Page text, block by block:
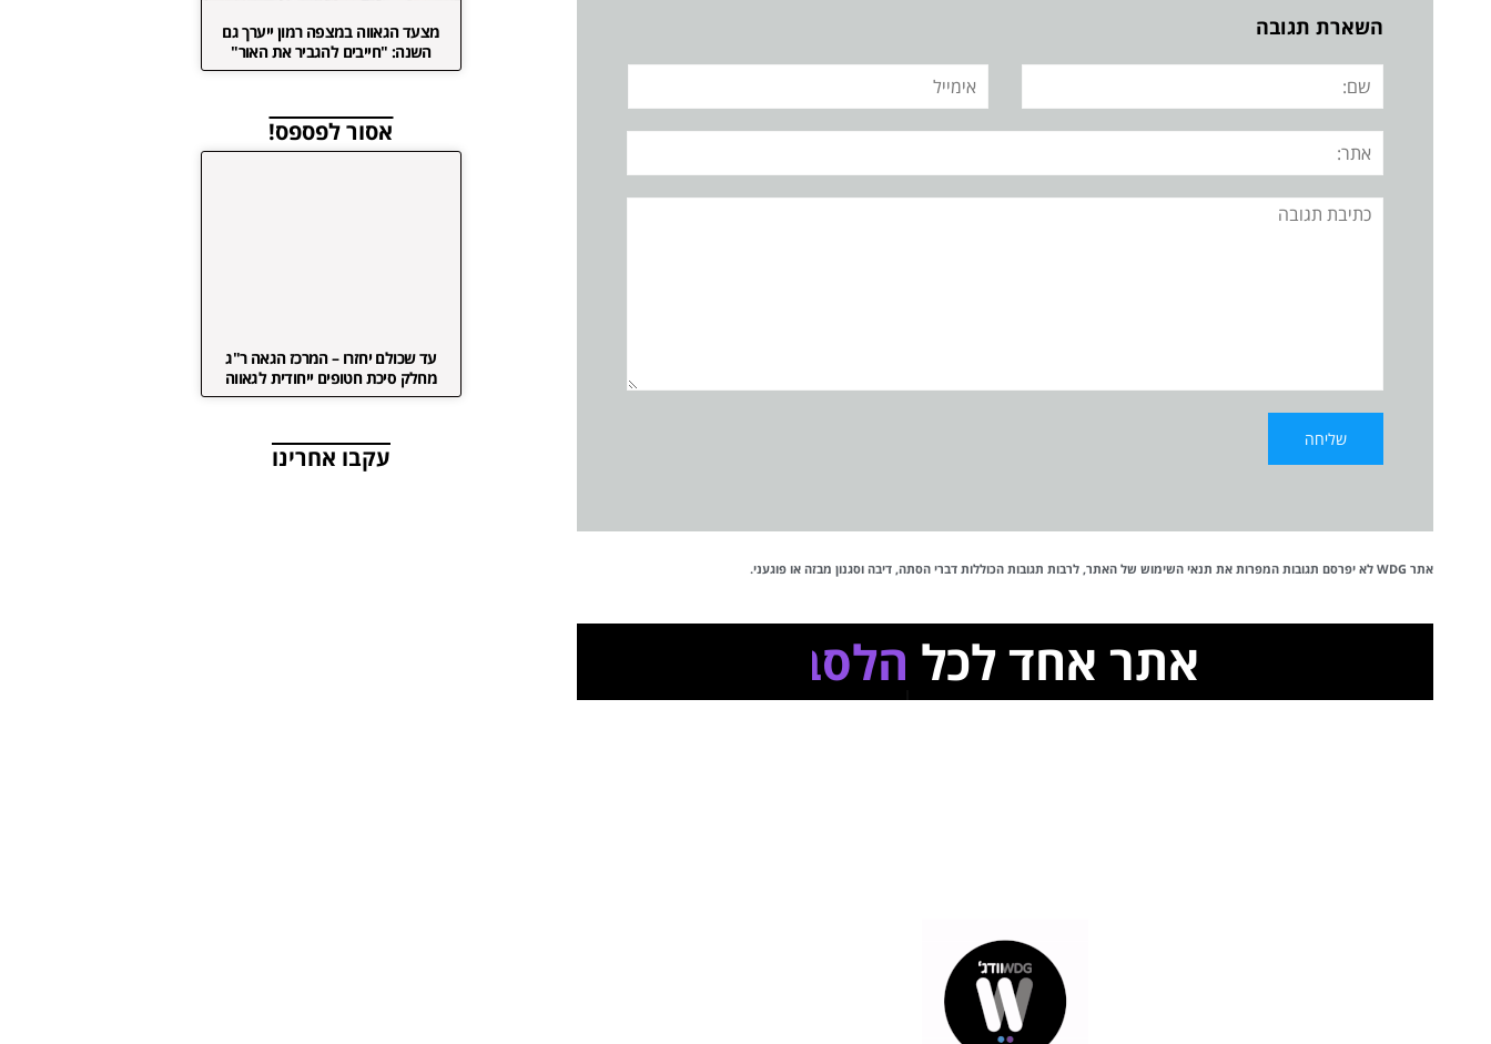
השארת תגובה
שם: אימייל
אתר:
תגובה
אתר WDG לא יפרסם תגובות המפרות את תנאי השימוש של האתר, לרבות תגובות הכוללות דברי הסתה, דיבה וסגנון מבזה או פוגעני.
אתר אחד לכלהלסביות
מצעד הגאווה במצפה רמון ייערך גם
השנה: "חייבים להגביר את האור"
אסור לפספס!
עד שכולם יחזרו – המרכז הגאה ר"ג
מחלק סיכת חטופים ייחודית לגאווה
עקבו אחרינו